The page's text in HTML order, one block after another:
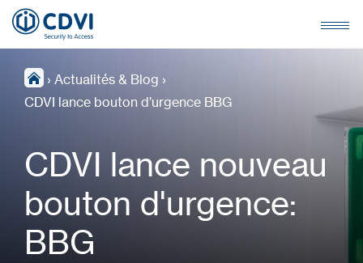
› Actualités & Blog ›
CDVI lance bouton d’urgence BBG
CDVI lance nouveau
bouton d'urgence:
BBG